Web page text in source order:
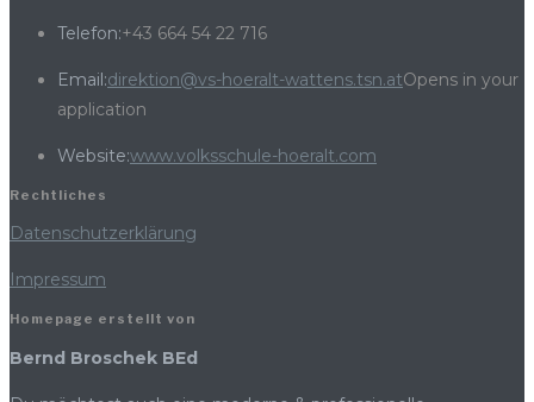
Telefon:+43 664 54 22 716
Email:direktion@vs-hoeralt-wattens.tsn.atOpens in your
application
Website:www.volksschule-hoeralt.com
Rechtliches
Datenschutzerklärung
Impressum
Homepage erstellt von
Bernd Broschek BEd